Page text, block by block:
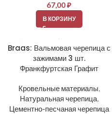
67,00₽
В КОРЗИНУ
Braas: Вальмовая черепица с
зажимами 3 шт.
Франкфуртская Графит
Кровельные материалы,
Натуральная черепица,
Цементно-песчаная черепица